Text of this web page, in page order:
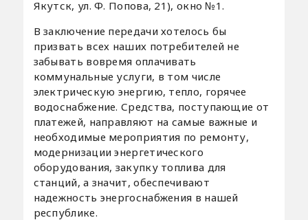
Якутск, ул. Ф. Попова, 21), окно №1.
В заключение передачи хотелось бы
призвать всех наших потребителей не
забывать вовремя оплачивать
коммунальные услуги, в том числе
электрическую энергию, тепло, горячее
водоснабжение. Средства, поступающие от
платежей, направляют на самые важные и
необходимые мероприятия по ремонту,
модернизации энергетического
оборудования, закупку топлива для
станций, а значит, обеспечивают
надежность энергоснабжения в нашей
республике.